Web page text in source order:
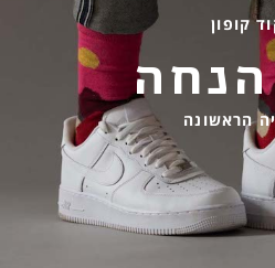
שירות לקוחות
בהודעות ווטסאפ בלבד
058-7477780
contact@yodfat.shop
ימים א׳-ה׳,9:00-13:00
קופון
הראשונה